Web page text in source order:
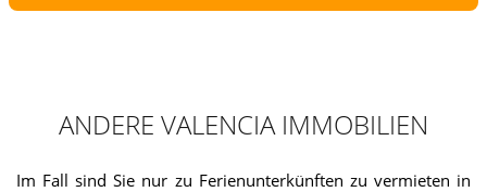
ANDERE VALENCIA IMMOBILIEN
Im Fall sind Sie nur zu Ferienunterkünften zu vermieten in